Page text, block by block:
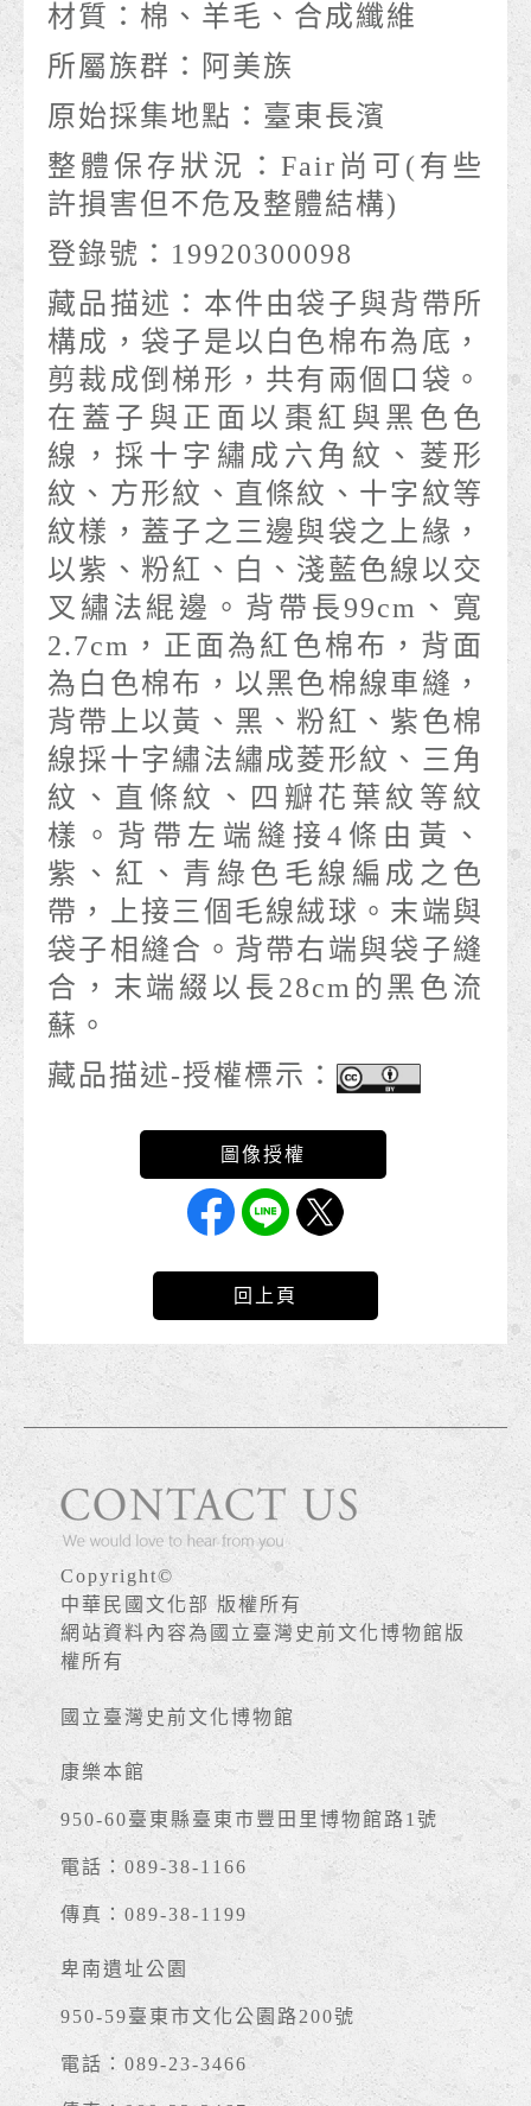
材質： 棉、羊毛、合成纖維
所屬族群：
阿美族
原始採集地點： 臺東長濱
整體保存狀況： Fair尚可(有些
許損害但不危及整體結構)
登錄號： 19920300098
藏品描述： 本件由袋子與背帶所
構成，袋子是以白色棉布為底，
剪裁成倒梯形，共有兩個口袋。
在蓋子與正面以棗紅與黑色色
線，採十字繡成六角紋、菱形
紋、方形紋、直條紋、十字紋等
紋樣，蓋子之三邊與袋之上緣，
以紫、粉紅、白、淺藍色線以交
叉繡法緄邊。背帶長99cm、寬
2.7cm，正面為紅色棉布，背面
為白色棉布，以黑色棉線車縫，
背帶上以黃、黑、粉紅、紫色棉
線採十字繡法繡成菱形紋、三角
紋、直條紋、四瓣花葉紋等紋
樣。背帶左端縫接4條由黃、
紫、紅、青綠色毛線編成之色
帶，上接三個毛線絨球。末端與
袋子相縫合。背帶右端與袋子縫
合，末端綴以長28cm的黑色流
蘇。
藏品描述-授權標示：
回上頁
Copyright©
中華民國文化部 版權所有
網站資料內容為國立臺灣史前文化博物館版
權所有
國立臺灣史前文化博物館
康樂本館
950-60臺東縣臺東市豐田里博物館路1號
電話：089-38-1166
傳真：089-38-1199
卑南遺址公園
950-59臺東市文化公園路200號
電話：089-23-3466